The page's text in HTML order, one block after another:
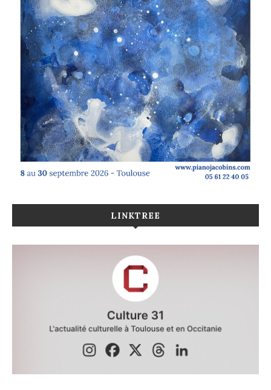
LINKTREE